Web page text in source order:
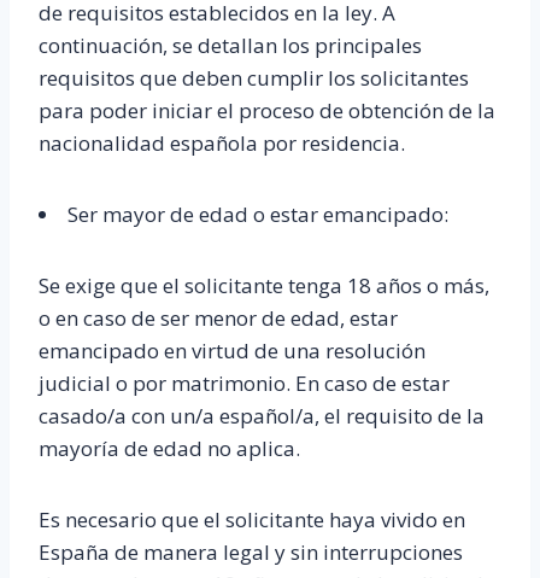
de requisitos establecidos en la ley. A
continuación, se detallan los principales
requisitos que deben cumplir los solicitantes
para poder iniciar el proceso de obtención de la
nacionalidad española por residencia.
Ser mayor de edad o estar emancipado:
Se exige que el solicitante tenga 18 años o más,
o en caso de ser menor de edad, estar
emancipado en virtud de una resolución
judicial o por matrimonio. En caso de estar
casado/a con un/a español/a, el requisito de la
mayoría de edad no aplica.
Es necesario que el solicitante haya vivido en
España de manera legal y sin interrupciones